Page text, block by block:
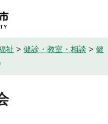
祉 > 健診・教室・相談 > 健